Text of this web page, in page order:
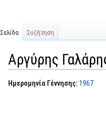
Αργύρης
Μετάβαση
Πήδηση
Ημερομηνία Γέννησης: 1967
Σελίδα Συζήτηση